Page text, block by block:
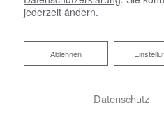
jederzeit ändern.
Ablehnen
Ablehnen
Datenschutz